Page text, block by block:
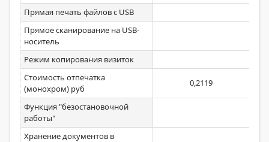
Прямая печать файлов с USB
Прямое сканирование на USB-
носитель
Режим копирования визиток
Стоимость отпечатка
(монохром) руб
0,2119
Функция "безостановочной
работы"
Хранение документов в